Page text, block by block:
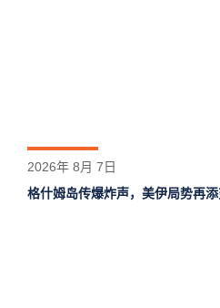
2026年 8月 7日
格什姆岛‌传爆炸声，美伊局势再